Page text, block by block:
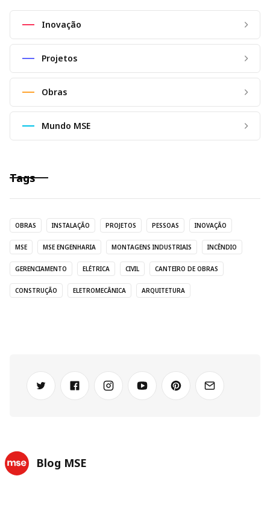
Inovação
Projetos
Obras
Mundo MSE
Tags
OBRAS INSTALAÇÃO PROJETOS PESSOAS INOVAÇÃO
MSE MSE ENGENHARIA MONTAGENS INDUSTRIAIS INCÊNDIO
GERENCIAMENTO ELÉTRICA CIVIL CANTEIRO DE OBRAS
CONSTRUÇÃO ELETROMECÂNICA ARQUITETURA
Blog MSE